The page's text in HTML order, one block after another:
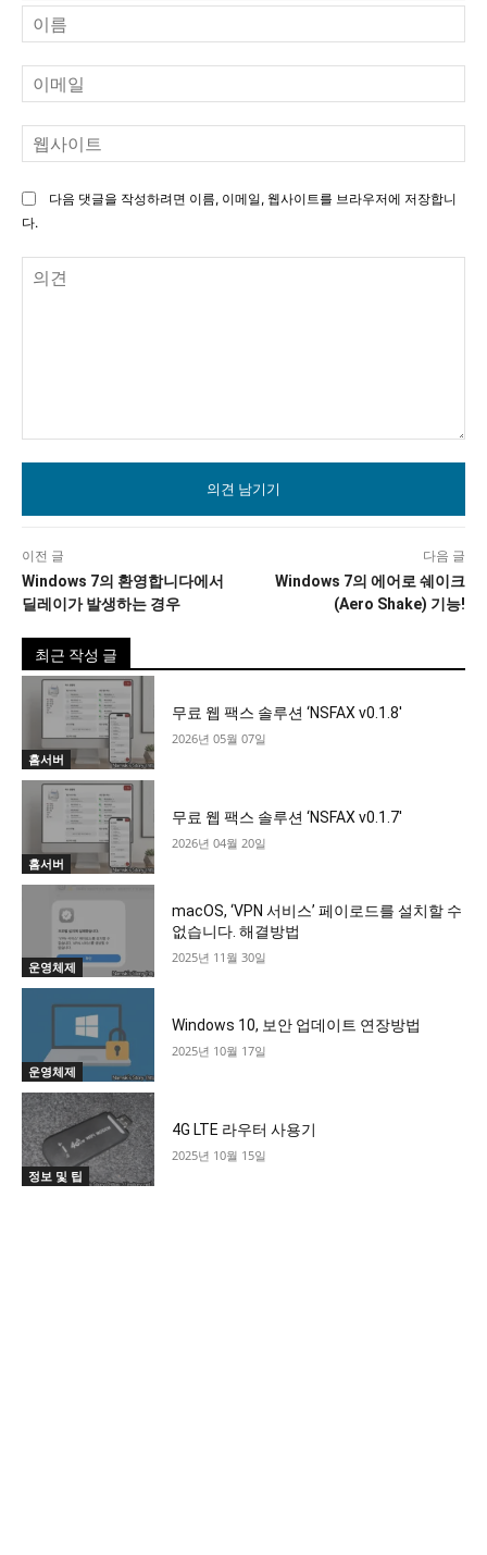
름
메
일
사
다음 댓글을 작성하려면 이름, 이메일, 웹사이트를 브라우저에 저장합니
다.
이전 글
Windows 7의 환영합니다에서
딜레이가 발생하는 경우
다음 글
Windows 7의 에어로 쉐이크
(Aero Shake) 기능!
최근 작성 글
홈서버
무료 웹 팩스 솔루션 ‘NSFAX v0.1.8′
2026년 05월 07일
홈서버
무료 웹 팩스 솔루션 ‘NSFAX v0.1.7′
2026년 04월 20일
운영체제
macOS, ‘VPN 서비스’ 페이로드를 설치할 수
없습니다. 해결방법
2025년 11월 30일
운영체제
Windows 10, 보안 업데이트 연장방법
2025년 10월 17일
정보 및 팁
4G LTE 라우터 사용기
2025년 10월 15일